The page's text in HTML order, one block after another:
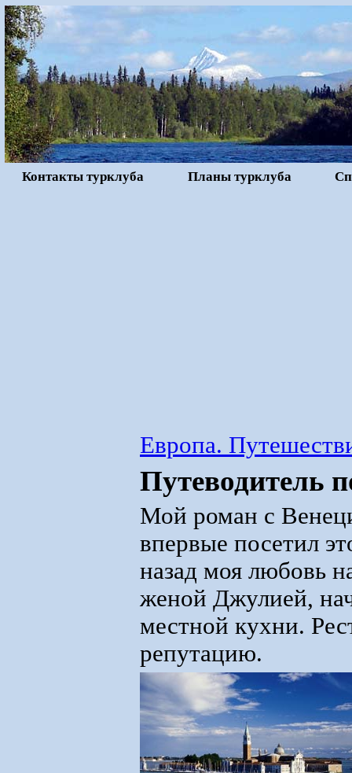
Контакты турклуба Планы турклуба
Европа.
Путеводитель
Мой роман с
впервые посетил
назад моя любовь
женой Джулией,
местной кухни.
репутацию.